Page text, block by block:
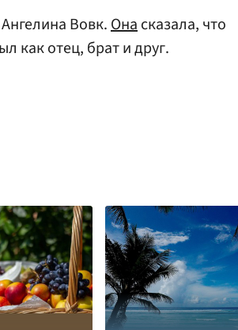
Вовк.Онасказала, что
как отец, брат и друг.